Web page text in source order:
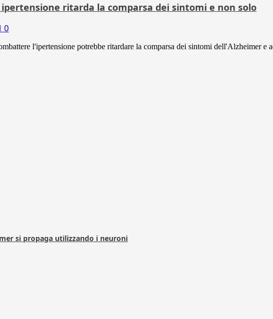
ritarda la comparsa dei sintomi e non solo
0
l'ipertensione potrebbe ritardare la comparsa dei sintomi dell'Alzheimer e
si propaga utilizzando i neuroni